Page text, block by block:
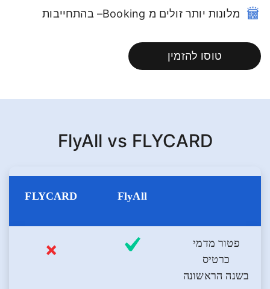
מלונות יותר זולים מ Booking– בהתחייבות
טוסו להזמין
FlyAll vs FLYCARD
FlyAll
FLYCARD
פטור מדמי
כרטיס
בשנה הראשונה